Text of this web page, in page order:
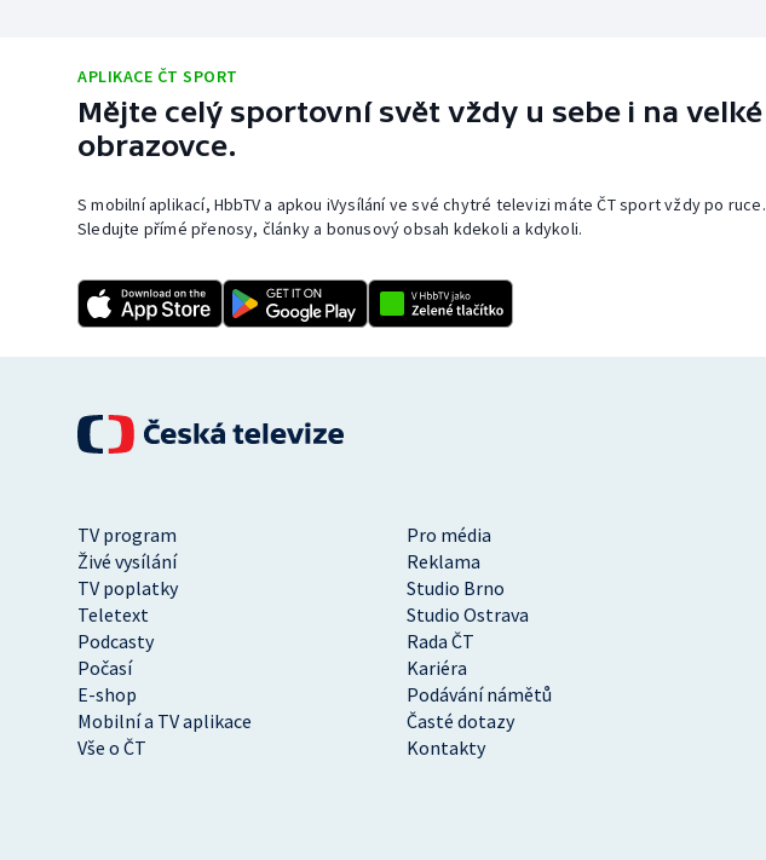
APLIKACE ČT SPORT
Mějte celý sportovní svět vždy u sebe i na velké
obrazovce.
S mobilní aplikací, HbbTV a apkou iVysílání ve své chytré televizi máte ČT sport vždy po ruce.
Sledujte přímé přenosy, články a bonusový obsah kdekoli a kdykoli.
TV program
Pro média
Živé vysílání
Reklama
TV poplatky
Studio Brno
Teletext
Studio Ostrava
Podcasty
Rada ČT
Počasí
Kariéra
E-shop
Podávání námětů
Mobilní a TV aplikace
Časté dotazy
Vše o ČT
Kontakty